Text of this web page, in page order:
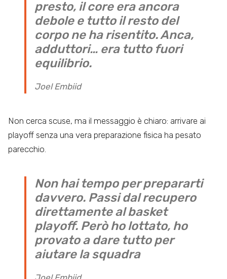
presto, il core era ancora
debole e tutto il resto del
corpo ne ha risentito. Anca,
adduttori… era tutto fuori
equilibrio.
Joel Embiid
Non cerca scuse, ma il messaggio è chiaro: arrivare ai
playoff senza una vera preparazione fisica ha pesato
parecchio.
Non hai tempo per prepararti
davvero. Passi dal recupero
direttamente al basket
playoff. Però ho lottato, ho
provato a dare tutto per
aiutare la squadra